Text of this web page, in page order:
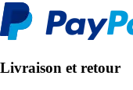
Livraison et retour